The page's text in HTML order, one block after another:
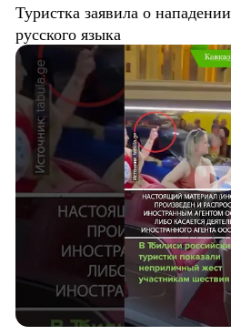
Туристка заявила о
русского языка